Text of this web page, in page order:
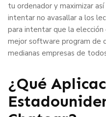
tu ordenador y maximizar
intentar no avasallar a los
para intentar que la
mejor software program de
medianas empresas de
¿Qué